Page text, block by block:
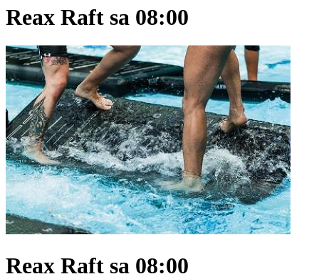
Reax Raft sa 08:00
Reax Raft sa 08:00